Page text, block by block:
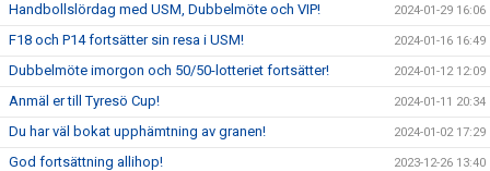
Handbollslördag med USM, Dubbelmöte och VIP! 2024-01-29 16:06
F18 och P14 fortsätter sin resa i USM! 2024-01-16 16:49
Dubbelmöte imorgon och 50/50-lotteriet fortsätter! 2024-01-12 12:09
Anmäl er till Tyresö Cup! 2024-01-11 20:34
Du har väl bokat upphämtning av granen! 2024-01-02 17:29
God fortsättning allihop! 2023-12-26 13:40